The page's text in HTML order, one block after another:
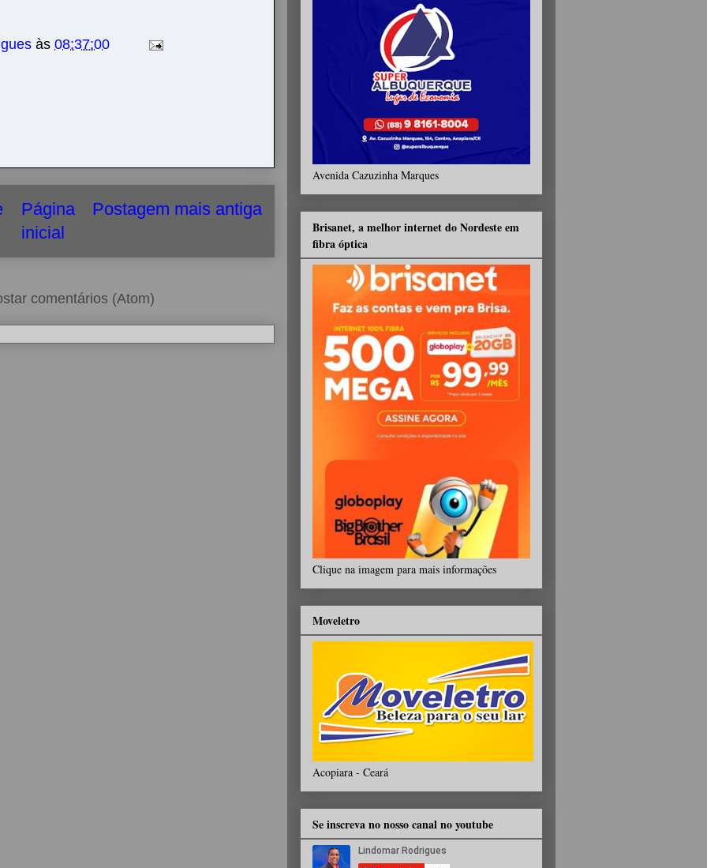
às 08:37:00
Postagem mais antiga
Página
inicial
comentários (Atom)
Avenida Cazuzinha Marques
Brisanet, a melhor internet do Nordeste em
fibra óptica
Clique na imagem para mais informações
Moveletro
Acopiara - Ceará
Se inscreva no nosso canal no youtube